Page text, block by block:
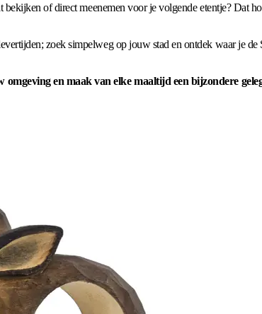
bekijken of direct meenemen voor je volgende etentje?
zoek simpelweg op jouw stad en ontdek waar je
en maak van elke maaltijd een bijzondere